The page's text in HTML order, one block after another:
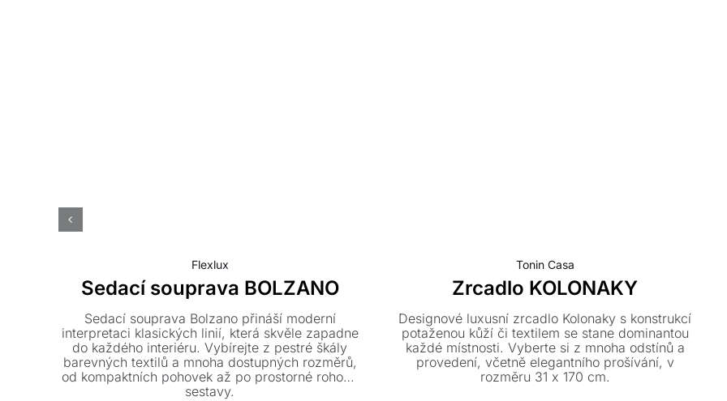
Flexlux
Sedací souprava BOLZANO
Sedací souprava Bolzano přináší moderní
interpretaci klasických linií, která skvěle zapadne
do každého interiéru. Vybírejte z pestré škály
barevných textilů a mnoha dostupných rozměrů,
od kompaktních pohovek až po prostorné rohové
sestavy.
Tonin Casa
Zrcadlo KOLONAKY
Designové luxusní zrcadlo Kolonaky s konstrukcí
potaženou kůží či textilem se stane dominantou
každé místnosti. Vyberte si z mnoha odstínů a
provedení, včetně elegantního prošívání, v
rozměru 31 x 170 cm.